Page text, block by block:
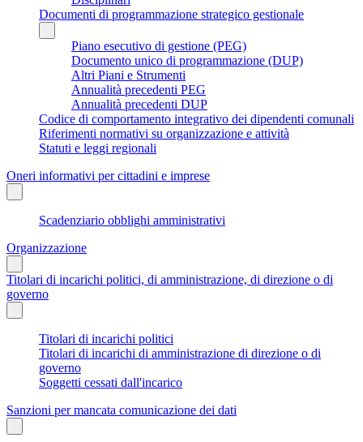
Documenti di programmazione strategico gestionale
Piano esecutivo di gestione (PEG)
Documento unico di programmazione (DUP)
Altri Piani e Strumenti
Annualità precedenti PEG
Annualità precedenti DUP
Codice di comportamento integrativo dei dipendenti comunali
Riferimenti normativi su organizzazione e attività
Statuti e leggi regionali
Oneri informativi per cittadini e imprese
Scadenziario obblighi amministrativi
Organizzazione
Titolari di incarichi politici, di amministrazione, di direzione o di
governo
Titolari di incarichi politici
Titolari di incarichi di amministrazione di direzione o di
governo
Soggetti cessati dall'incarico
Sanzioni per mancata comunicazione dei dati